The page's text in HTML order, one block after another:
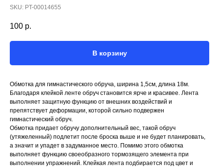
SKU: PT-00014655
100 р.
В корзину
Обмотка для гимнастического обруча, ширина 1,5см, длина 18м.
Благодаря клейкой ленте обруч становится ярче и красивее. Лента
выполняет защитную функцию от внешних воздействий и
препятствует деформации, которой сильно подвержен
гимнастический обруч.
Обмотка придает обручу дополнительный вес, такой обруч
(утяжеленный) подлетит после броска выше и не будет планировать,
а значит и упадет в задуманное место. Помимо этого обмотка
выполняет функцию своеобразного тормозящего элемента при
выполнении упражнений. Клейкая лента подбирается под цвет и